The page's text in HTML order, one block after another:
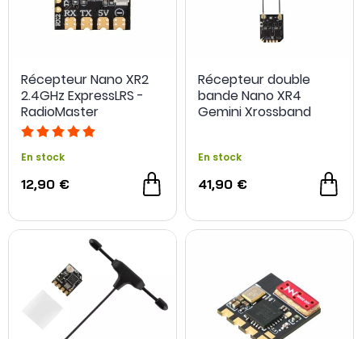
Récepteur Nano XR2
2.4GHz ExpressLRS -
RadioMaster
En stock
12,90 €
Récepteur double
bande Nano XR4
Gemini Xrossband
En stock
41,90 €